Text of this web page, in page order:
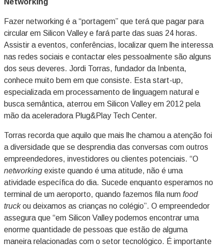
Networking
Fazer networking é a “portagem” que terá que pagar para
circular em Silicon Valley e fará parte das suas 24 horas.
Assistir a eventos, conferências, localizar quem lhe interessa
nas redes sociais e contactar eles pessoalmente são alguns
dos seus deveres. Jordi Torras, fundador da Inbenta,
conhece muito bem em que consiste. Esta start-up,
especializada em processamento de linguagem natural e
busca semântica, aterrou em Silicon Valley em 2012 pela
mão da aceleradora Plug&Play Tech Center.
Torras recorda que aquilo que mais lhe chamou a atenção foi
a diversidade que se desprendia das conversas com outros
empreendedores, investidores ou clientes potenciais. “O
networking existe quando é uma atitude, não é uma
atividade específica do dia. Sucede enquanto esperamos no
terminal de um aeroporto, quando fazemos fila num food
truckou deixamos as crianças no colégio”. O empreendedor
assegura que “em Silicon Valley podemos encontrar uma
enorme quantidade de pessoas que estão de alguma
maneira relacionadas com o setor tecnológico. É importante